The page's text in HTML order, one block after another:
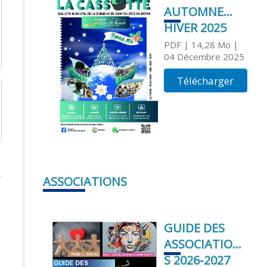
AUTOMNE
HIVER 2025
PDF| 14,28 Mo |
04 Décembre 2025
Télécharger
ASSOCIATIONS
GUIDE DES
ASSOCIATION
S 2026-2027